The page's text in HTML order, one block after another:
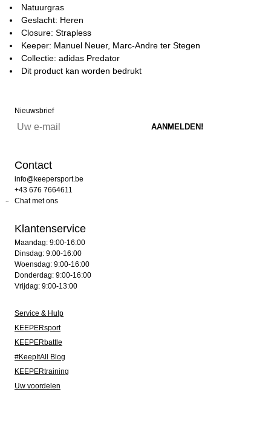
Natuurgras
Geslacht: Heren
Closure: Strapless
Keeper: Manuel Neuer, Marc-Andre ter Stegen
Collectie: adidas Predator
Dit product kan worden bedrukt
Nieuwsbrief
Contact
info@keepersport.be
+43 676 7664611
Chat met ons
Klantenservice
Maandag: 9:00-16:00
Dinsdag: 9:00-16:00
Woensdag: 9:00-16:00
Donderdag: 9:00-16:00
Vrijdag: 9:00-13:00
Service & Hulp
KEEPERsport
KEEPERbattle
#KeepItAll Blog
KEEPERtraining
Uw voordelen